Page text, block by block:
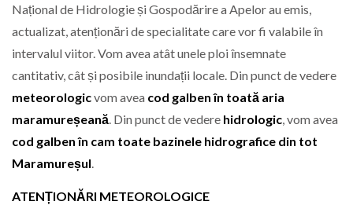
Național de Hidrologie și Gospodărire a Apelor au emis,
actualizat, atenționări de specialitate care vor fi valabile în
intervalul viitor. Vom avea atât unele ploi însemnate
cantitativ, cât și posibile inundații locale. Din punct de vedere
meteorologicvom avea cod galben în toată aria
maramureșeană. Din punct de vedere hidrologic, vom avea
cod galben în cam toate bazinele hidrografice din tot
Maramureșul.
ATENȚIONĂRI METEOROLOGICE